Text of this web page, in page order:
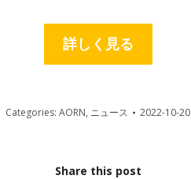
詳しく見る
Categories: AORN, ニュース 2022-10-20
Share this post